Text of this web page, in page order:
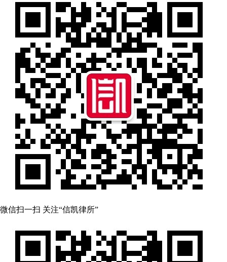
微信扫一扫 关注“信凯律所”